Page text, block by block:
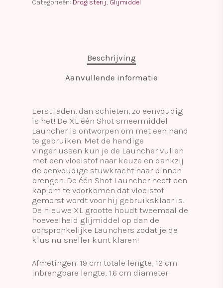
Categorieën: Drogisterij, Glijmiddel
Beschrijving
Aanvullende informatie
Eerst laden, dan schieten, zo eenvoudig
is het! De XL één Shot smeermiddel
Launcher is ontworpen om met een hand
te gebruiken. Met de handige
vingerlussen kun je de Launcher vullen
met een vloeistof naar keuze en dankzij
de eenvoudige stuwkracht naar binnen
brengen. De één Shot Launcher heeft een
kap om te voorkomen dat vloeistof
gemorst wordt voor hij gebruiksklaar is.
De nieuwe XL grootte houdt tweemaal de
hoeveelheid glijmiddel op dan de
oorspronkelijke Launchers zodat je de
klus nu sneller kunt klaren!
Afmetingen: 19 cm totale lengte, 12 cm
inbrengbare lengte, 1.6 cm diameter